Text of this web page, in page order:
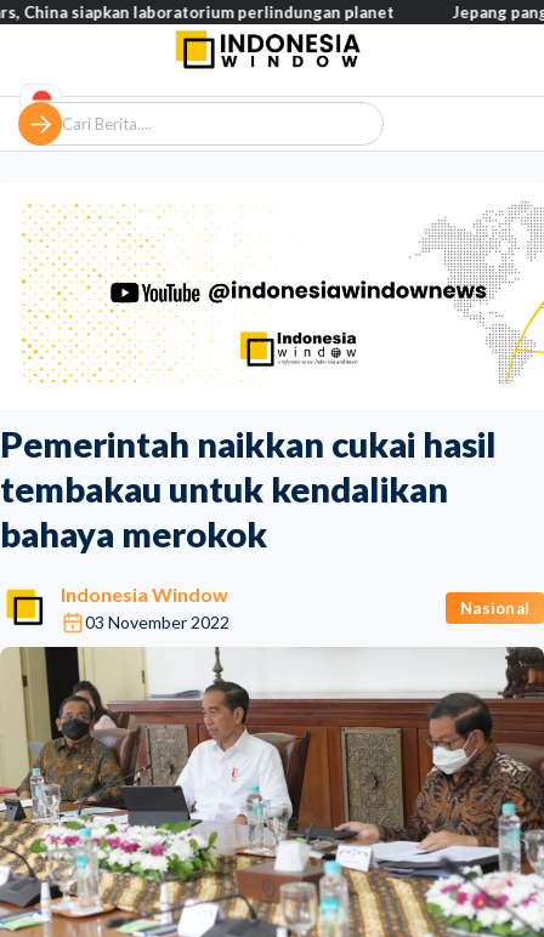
Pemerintah naikkan cukai hasil
tembakau untuk kendalikan
bahaya merokok
Indonesia Window
03 November 2022
Nasional
laboratorium perlindungan planet Jepang pangkas